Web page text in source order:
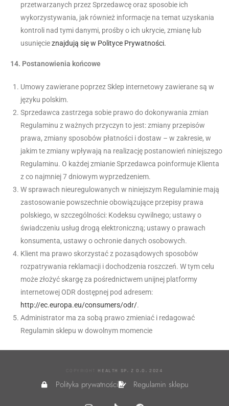
przetwarzanych przez Sprzedawcę oraz sposobie ich
wykorzystywania, jak również informacje na temat uzyskania
kontroli nad tymi danymi, prośby o ich ukrycie, zmianę lub
usunięcieznajdują się w Polityce Prywatności.
14. Postanowienia końcowe
Umowy zawierane poprzez Sklep internetowy zawierane są w
języku polskim.
Sprzedawca zastrzega sobie prawo do dokonywania zmian
Regulaminu z ważnych przyczyn to jest: zmiany przepisów
prawa, zmiany sposobów płatności i dostaw – w zakresie, w
jakim te zmiany wpływają na realizację postanowień niniejszego
Regulaminu. O każdej zmianie Sprzedawca poinformuje Klienta
z co najmniej 7 dniowym wyprzedzeniem.
W sprawach nieuregulowanych w niniejszym Regulaminie mają
zastosowanie powszechnie obowiązujące przepisy prawa
polskiego, w szczególności: Kodeksu cywilnego; ustawy o
świadczeniu usług drogą elektroniczną; ustawy o prawach
konsumenta, ustawy o ochronie danych osobowych.
Klient ma prawo skorzystać z pozasądowych sposobów
rozpatrywania reklamacji i dochodzenia roszczeń. W tym celu
może złożyć skargę za pośrednictwem unijnej platformy
internetowej ODR dostępnej pod adresem:
http://ec.europa.eu/consumers/odr/.
Administrator ma za sobą prawo zmieniać i redagować
Regulamin sklepu w dowolnym momencie
COPYRIGHT HEALTH SP. Z O.O. 2024
Polityka prywatności Regulamin sklepu